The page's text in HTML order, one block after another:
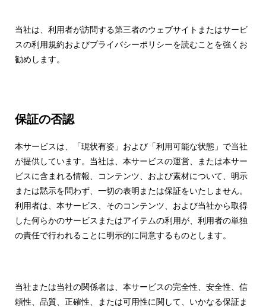
当社は、利用者が訪問する第三者のウェブサイトまたはサービ
スの利用規約およびプライバシーポリシーを読むことを強くお
勧めします。
保証の否認
本サービスは、「現状有姿」および「利用可能な状態」で当社
が提供しています。当社は、本サービスの運営、または本サー
ビスに含まれる情報、コンテンツ、および素材について、明示
または黙示を問わず、一切の表明または保証をいたしません。
利用者は、本サービス、そのコンテンツ、および当社から取得
した何らかのサービスまたはアイテムの利用が、利用者の単独
の責任で行われることに明示的に同意するものとします。
当社または当社の関係者は、本サービスの完全性、安全性、信
頼性、品質、正確性、または可用性に関して、いかなる保証ま